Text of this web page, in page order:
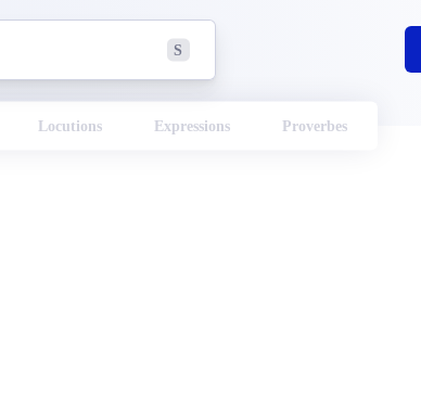
S
Locutions Expressions Proverbes